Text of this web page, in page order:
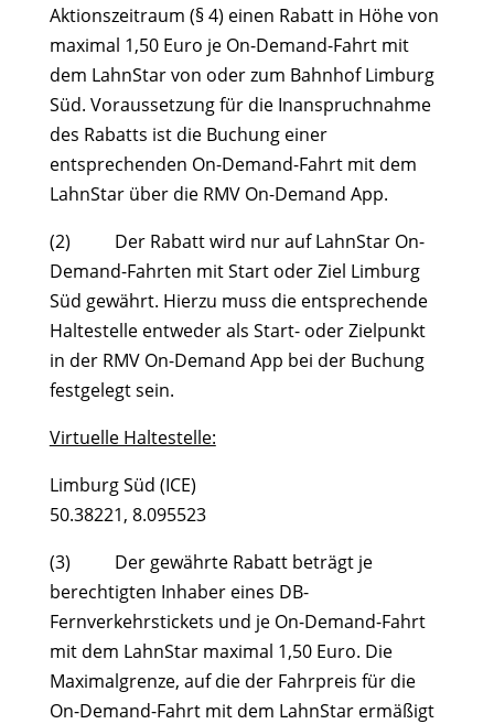
Aktionszeitraum (§ 4) einen Rabatt in Höhe von
maximal 1,50 Euro je On-Demand-Fahrt mit
dem LahnStar von oder zum Bahnhof Limburg
Süd. Voraussetzung für die Inanspruchnahme
des Rabatts ist die Buchung einer
entsprechenden On-Demand-Fahrt mit dem
LahnStar über die RMV On-Demand App.
(2) Der Rabatt wird nur auf LahnStar On-
Demand-Fahrten mit Start oder Ziel Limburg
Süd gewährt. Hierzu muss die entsprechende
Haltestelle entweder als Start- oder Zielpunkt
in der RMV On-Demand App bei der Buchung
festgelegt sein.
Virtuelle Haltestelle:
Limburg Süd (ICE)
50.38221, 8.095523
(3) Der gewährte Rabatt beträgt je
berechtigten Inhaber eines DB-
Fernverkehrstickets und je On-Demand-Fahrt
mit dem LahnStar maximal 1,50 Euro. Die
Maximalgrenze, auf die der Fahrpreis für die
On-Demand-Fahrt mit dem LahnStar ermäßigt